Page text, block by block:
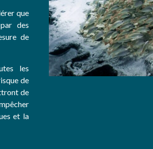
que
des
de
les
de
de
et la